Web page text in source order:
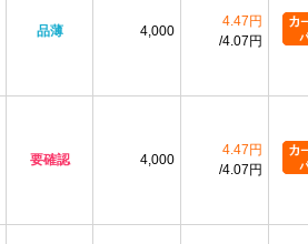
品薄 4,000
4.47円
4.07円
要確認 4,000
4.47円
4.07円